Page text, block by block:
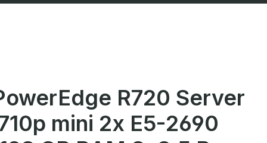
R720 Server
mini 2x E5-2690